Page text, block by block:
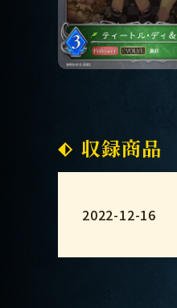
収録商品
2022-12-16